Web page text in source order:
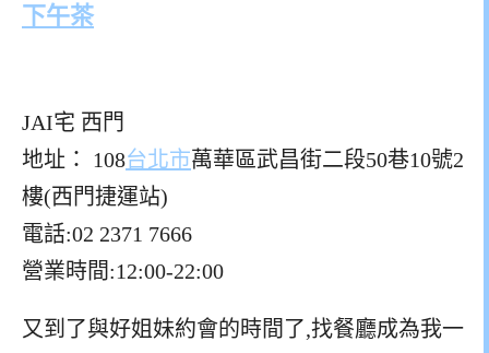
下午茶
JAI宅 西門
地址： 108台北市萬華區武昌街二段50巷10號2
樓(西門捷運站)
電話:02 2371 7666
營業時間:12:00-22:00
又到了與好姐妹約會的時間了,找餐廳成為我一